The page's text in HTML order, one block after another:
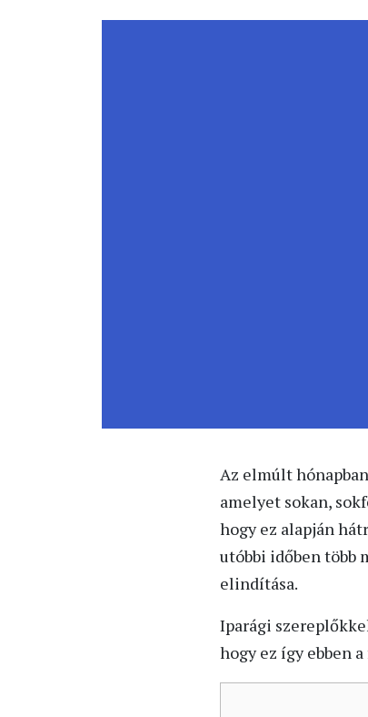
Az elmúlt
amelyet sokan,
hogy ez alapján
utóbbi időben több
elindítása.
Iparági
hogy ez így ebben